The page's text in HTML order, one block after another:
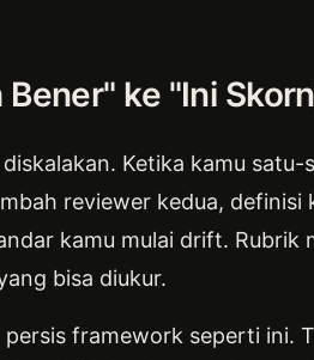
Bener" ke "Ini
Ketika kamu
reviewer kedua,
kamu mulai drift.
bisa diukur.
framework seperti ini.